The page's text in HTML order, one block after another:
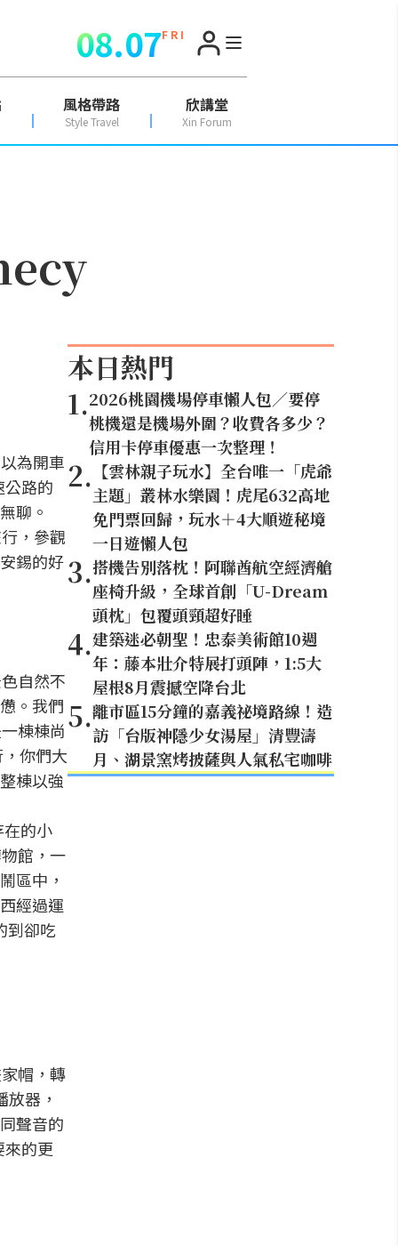
08.07F R I
風格帶路
Style Travel
欣講堂
Xin Forum
為開車
路的
聊。
，參觀
錫的好
自然不
。我們
棟棟尚
你們大
棟以強
的小
館，一
區中，
經過運
到卻吃
帽，轉
器，
聲音的
的更
本日熱門
1.2026桃園機場停車懶人包／要停
桃機還是機場外圍？收費各多少？
信用卡停車優惠一次整理！
2. 【雲林親子玩水】全台唯一「虎爺
主題」叢林水樂園！虎尾632高地
免門票回歸，玩水＋4大順遊秘境
一日遊懶人包
3.搭機告別落枕！阿聯酋航空經濟艙
座椅升級，全球首創「U-Dream
頭枕」包覆頭頸超好睡
4.建築迷必朝聖！忠泰美術館10週
年：藤本壯介特展打頭陣，1:5大
屋根8月震撼空降台北
5.離市區15分鐘的嘉義祕境路線！造
訪「台版神隱少女湯屋」清豐濤
月、湖景窯烤披薩與人氣私宅咖啡